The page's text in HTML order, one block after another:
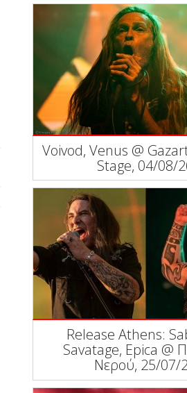
Voivod, Venus @
Stage, 04/08/
Release Athens:
Savatage, Epica @
Νερού, 25/07/